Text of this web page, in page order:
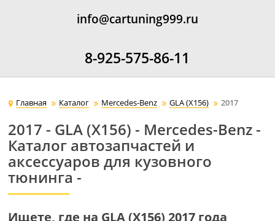
info@cartuning999.ru
8-925-575-86-11
Главная Каталог Mercedes-Benz GLA (X156) 2017
2017 - GLA (X156) - Mercedes-Benz -
Каталог автозапчастей и
аксессуаров для кузовного
тюнинга -
Ищете, где на GLA (X156) 2017 года